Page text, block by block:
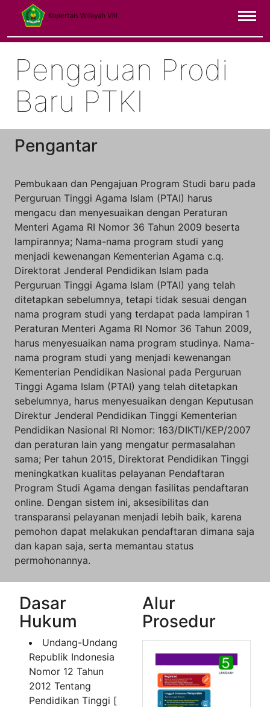
Pengajuan Prodi
Baru PTKI
Pengantar
Pembukaan dan Pengajuan Program Studi baru pada
Perguruan Tinggi Agama Islam (PTAI) harus
mengacu dan menyesuaikan dengan Peraturan
Menteri Agama RI Nomor 36 Tahun 2009 beserta
lampirannya; Nama-nama program studi yang
menjadi kewenangan Kementerian Agama c.q.
Direktorat Jenderal Pendidikan Islam pada
Perguruan Tinggi Agama Islam (PTAI) yang telah
ditetapkan sebelumnya, tetapi tidak sesuai dengan
nama program studi yang terdapat pada lampiran 1
Peraturan Menteri Agama RI Nomor 36 Tahun 2009,
harus menyesuaikan nama program studinya. Nama-
nama program studi yang menjadi kewenangan
Kementerian Pendidikan Nasional pada Perguruan
Tinggi Agama Islam (PTAI) yang telah ditetapkan
sebelumnya, harus menyesuaikan dengan Keputusan
Direktur Jenderal Pendidikan Tinggi Kementerian
Pendidikan Nasional RI Nomor: 163/DIKTI/KEP/2007
dan peraturan lain yang mengatur permasalahan
sama; Per tahun 2015, Direktorat Pendidikan Tinggi
meningkatkan kualitas pelayanan Pendaftaran
Program Studi Agama dengan fasilitas pendaftaran
online. Dengan sistem ini, aksesibilitas dan
transparansi pelayanan menjadi lebih baik, karena
pemohon dapat melakukan pendaftaran dimana saja
dan kapan saja, serta memantau status
permohonannya.
Dasar
Hukum
Undang-Undang
Republik Indonesia
Nomor 12 Tahun
2012 Tentang
Pendidikan Tinggi [
Alur
Prosedur